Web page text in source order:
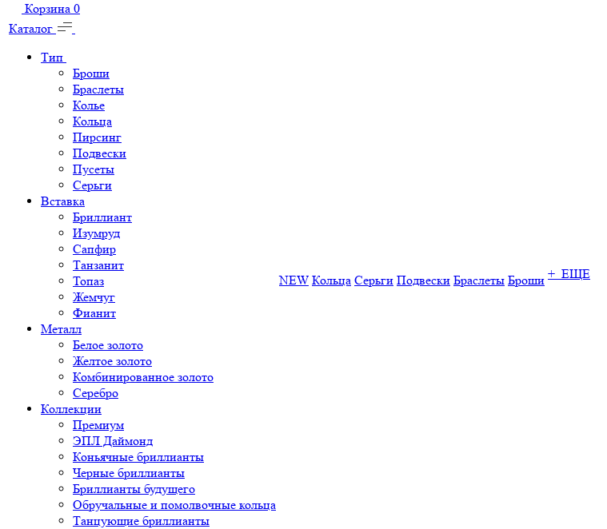
Корзина 0
Каталог
Тип
Броши
Браслеты
Колье
Кольца
Пирсинг
Подвески
Пусеты
Серьги
Вставка
Бриллиант
Изумруд
Сапфир
Танзанит
Топаз
Жемчуг
Фианит
Металл
Белое золото
Желтое золото
Комбинированное золото
Серебро
Коллекции
Премиум
ЭПЛ Даймонд
Коньячные бриллианты
Черные бриллианты
Бриллианты будущего
Обручальные и помолвочные кольца
Танцующие бриллианты
NEW Кольца Серьги Подвески Браслеты Броши + ЕЩЕ